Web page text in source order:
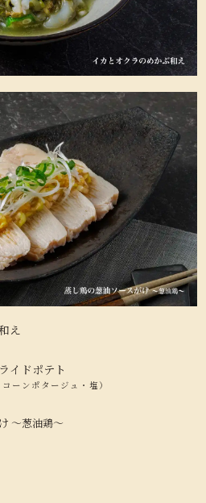
え
イドポテト
ーンポタージュ・塩）
～葱油鶏～